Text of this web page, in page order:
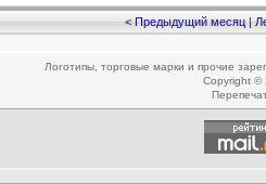
< Предыдущий месяц|
Логотипы, торговые марки и прочие
Copyright ©